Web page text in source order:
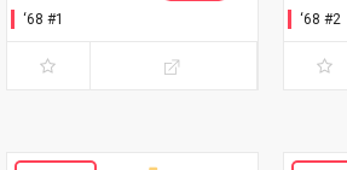
‘68 #1 ‘68 #2